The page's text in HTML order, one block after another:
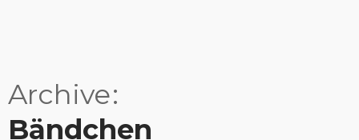
Archive
Bändchen